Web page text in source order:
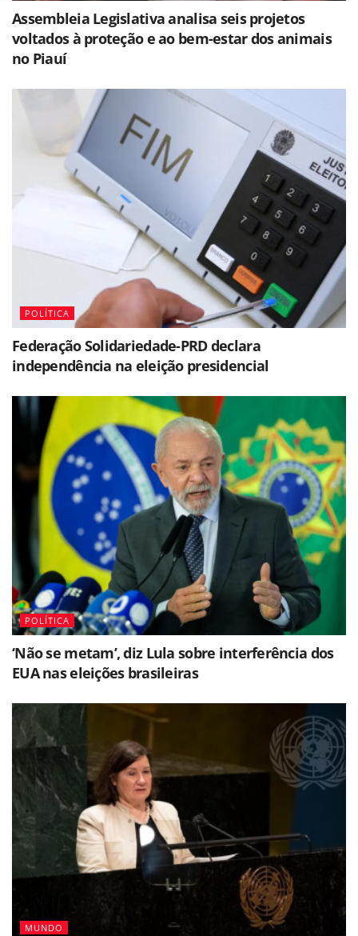
Assembleia Legislativa analisa seis projetos
voltados à proteção e ao bem-estar dos animais
no Piauí
POLÍTICA
Federação Solidariedade-PRD declara
independência na eleição presidencial
POLÍTICA
‘Não se metam’, diz Lula sobre interferência dos
EUA nas eleições brasileiras
MUNDO